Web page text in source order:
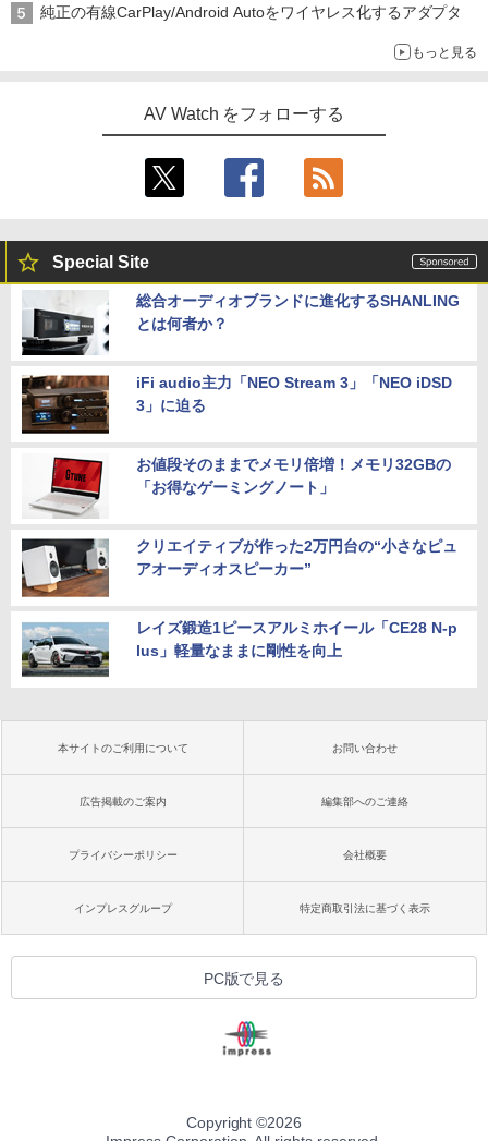
純正の有線CarPlay/Android Autoをワイヤレス化するアダプタ
もっと見る
AV Watch をフォローする
Special Site
総合オーディオブランドに進化するSHANLING
とは何者か？
iFi audio主力「NEO Stream 3」「NEO iDSD
3」に迫る
お値段そのままでメモリ倍増！メモリ32GBの
「お得なゲーミングノート」
クリエイティブが作った2万円台の“小さなピュ
アオーディオスピーカー”
レイズ鍛造1ピースアルミホイール「CE28 N-p
lus」軽量なままに剛性を向上
本サイトのご利用について お問い合わせ
広告掲載のご案内 編集部へのご連絡
プライバシーポリシー 会社概要
インプレスグループ 特定商取引法に基づく表示
PC版で見る
Copyright ©2026